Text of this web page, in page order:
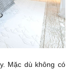
Mặc dù không có